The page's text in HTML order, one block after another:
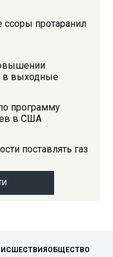
ссоры протаранил
в выходные
программу
в США
поставлять газ
ОБЩЕСТВО